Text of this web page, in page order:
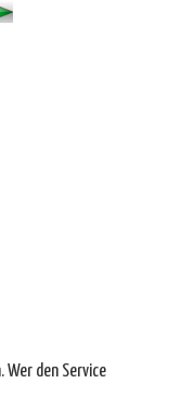
den Service